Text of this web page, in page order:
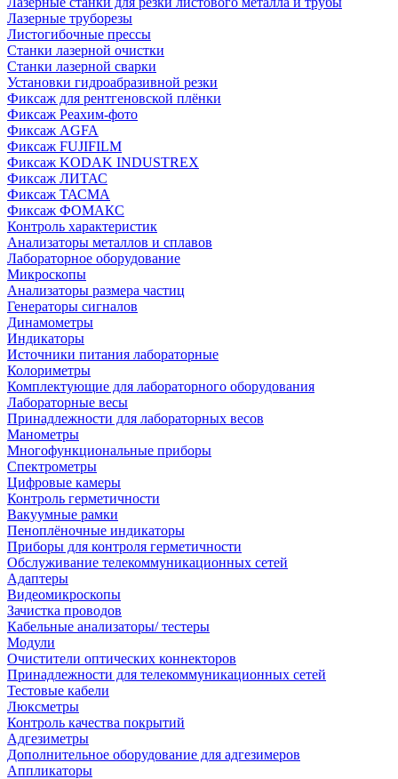
Лазерные труборезы
Листогибочные прессы
Станки лазерной очистки
Станки лазерной сварки
Установки гидроабразивной резки
Фиксаж для рентгеновской плёнки
Фиксаж Реахим-фото
Фиксаж AGFA
Фиксаж FUJIFILM
Фиксаж KODAK INDUSTREX
Фиксаж ЛИТАС
Фиксаж ТАСМА
Фиксаж ФОМАКС
Контроль характеристик
Анализаторы металлов и сплавов
Лабораторное оборудование
Микроскопы
Анализаторы размера частиц
Генераторы сигналов
Динамометры
Индикаторы
Источники питания лабораторные
Колориметры
Комплектующие для лабораторного оборудования
Лабораторные весы
Принадлежности для лабораторных весов
Манометры
Многофункциональные приборы
Спектрометры
Цифровые камеры
Контроль герметичности
Вакуумные рамки
Пеноплёночные индикаторы
Приборы для контроля герметичности
Обслуживание телекоммуникационных сетей
Адаптеры
Видеомикроскопы
Зачистка проводов
Кабельные анализаторы/ тестеры
Модули
Очистители оптических коннекторов
Принадлежности для телекоммуникационных сетей
Тестовые кабели
Люксметры
Контроль качества покрытий
Адгезиметры
Дополнительное оборудование для адгезимеров
Аппликаторы